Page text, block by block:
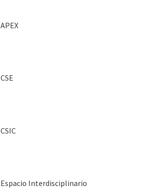
APEX
CSE
CSIC
Espacio Interdisciplinario